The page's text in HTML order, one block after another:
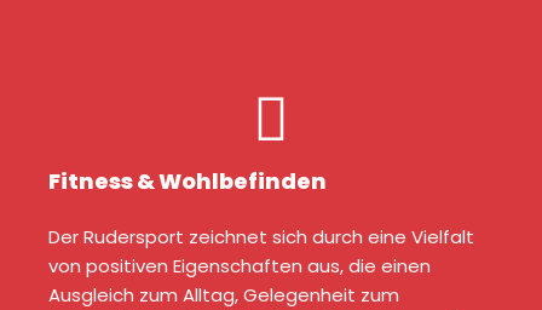
Fitness & Wohlbefinden
Der Rudersport zeichnet sich durch eine Vielfalt
von positiven Eigenschaften aus, die einen
Ausgleich zum Alltag, Gelegenheit zum